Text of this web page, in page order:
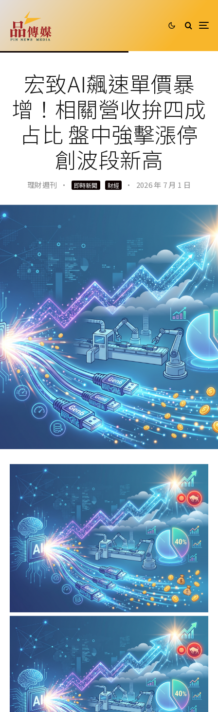
宏致AI飆速單價暴
增！相關營收拚四成
占比 盤中強擊漲停
創波段新高
理財週刊 · 即時新聞 財經 · 2026 年 7 月 1 日